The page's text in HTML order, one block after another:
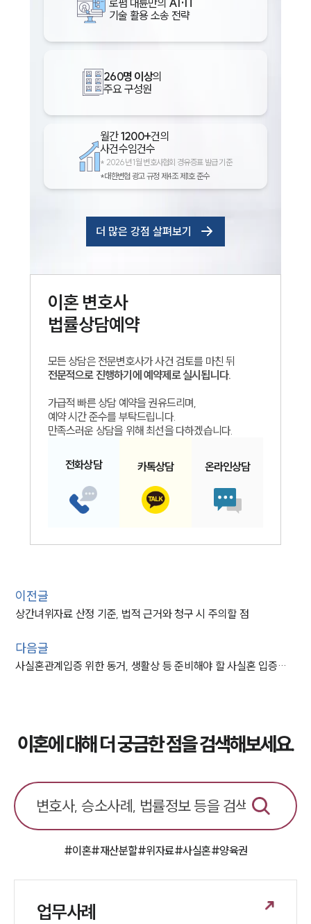
기술 활용 소송 전략
260명 이상의
주요 구성원
월간1200+건의
사건수임건수
* 2026년 1월 변호사협회 경유증표 발급 기준
*대한변협 광고 규정 제4조 제1호 준수
더 많은 강점 살펴보기
이혼변호사
법률상담예약
모든 상담은 전문변호사가 사건 검토를 마친 뒤
전문적으로 진행하기에 예약제로 실시됩니다.
가급적 빠른 상담 예약을 권유드리며,
예약 시간 준수를 부탁드립니다.
만족스러운 상담을 위해 최선을 다하겠습니다.
전화상담 카톡상담 온라인상담
이전글
상간녀위자료 산정 기준, 법적 근거와 청구 시 주의할 점
다음글
사실혼관계입증 위한 동거, 생활상 등 준비해야 할 사실혼 입증자료 리스트
이혼에 대해 더 궁금한 점을 검색해보세요.
#이혼#재산분할#위자료#사실혼#양육권
업무사례